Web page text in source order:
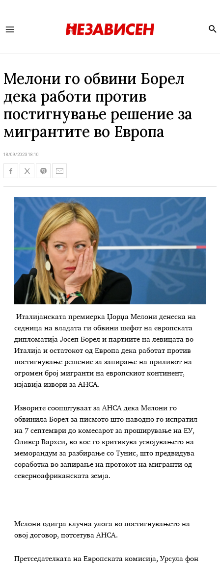
Мелони го обвини Борел
дека работи против
постигнување решение за
мигрантите во Европа
18/09/2023 18:10
Италијанската премиерка Џорџа Мелони денеска на
седница на владата ги обвини шефот на европската
дипломатија Јосеп Борел и партиите на левицата во
Италија и остатокот од Европа дека работат против
постигнување решение за запирање на приливот на
огромен број мигранти на европскиот континент,
изјавија извори за АНСА.
Изворите соопштуваат за АНСА дека Мелони го
обвинила Борел за писмото што наводно го испратил
на 7 септември до комесарот за проширување на ЕУ,
Оливер Вархеи, во кое го критикува усвојувањето на
меморандум за разбирање со Тунис, што предвидува
соработка во запирање на протокот на мигранти од
северноафриканската земја.
Мелони одигра клучна улога во постигнувањето на
овој договор, потсетува АНСА.
Претседателката на Европската комисија, Урсула фон